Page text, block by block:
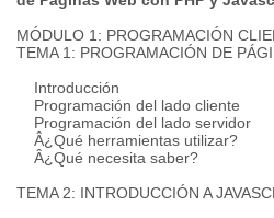
MÓDULO 1: PROGRAMACIÓN
TEMA 1: PROGRAMACIÓN DE
Introducción
Programación del lado cliente
Programación del lado servidor
Â¿Qué herramientas utilizar?
Â¿Qué necesita saber?
TEMA 2: INTRODUCCIÓN A